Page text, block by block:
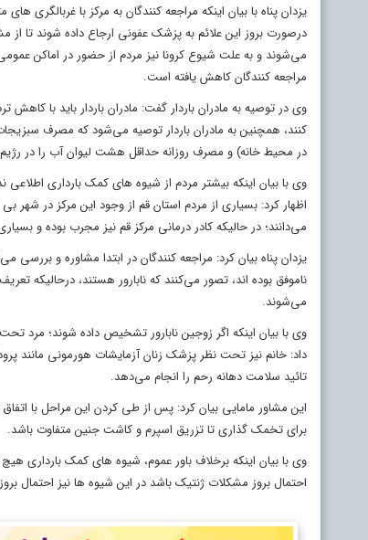
یزدان پناه با بیان اینکه مراجعه کنندگان به مرکز با
درصورت بروز این علائم به پزشک عفونی ارجاع داده شوند تا
می‌شوند و به علت شیوع کرونا نیز مردم از حضور در اماکن
مراجعه کنندگان کاهش یافته است.
وی در توصیه به مادران باردار گفت: مادران باردار باید با
در محیط خانه) و مصرف روزانه حداقل هشت لیوان آب را در رژیم
وی با بیان اینکه بیشتر مردم از شیوه های کمک بارداری
اظهار کرد: بسیاری از مردم استان قم از وجود این مرکز در شهر
می‌دانند؛ در حالیکه کادر درمانی مرکز قم نیز مجرب بوده و
یزدان پناه بیان کرد: مراجعه کنندگان در ابتدا مشاوره و بررسی
ناموفق بوده اند، تصور می‌کنند که نابارور هستند، درحالیکه
می‌شوند.
وی با بیان اینکه اگر زوجین نابارور تشخیص داده شوند؛ مرد
داد: خانم نیز تحت نظر پزشک زنان آزمایشات هورمونی مانند
تائید سلامت دهانه رحم را انجام می‌دهد.
این مشاور مامایی بیان کرد: پس از طی کردن این مراحل با
برای تخمک گذاری تا تزریق اسپرم و کاشت جنین متفاوت باشد.
وی با بیان اینکه برخلاف باور عموم، شیوه های کمک بارداری
احتمال بروز مشکلات ژنتیک باشد در این شیوه ها نیز احتمال